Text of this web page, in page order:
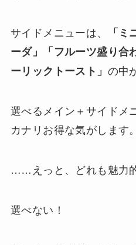
サイドメニューは、
「
ーダ」「フルーツ盛り合
ーリックトースト」 の中
選べるメイン＋サイドメ
カナリお得な気がします。
……えっと、どれも魅力
選べない！